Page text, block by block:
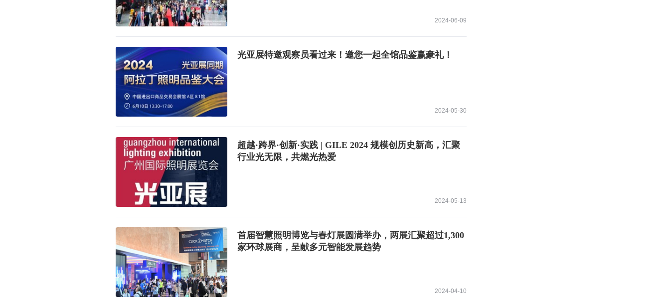
2024-06-09
光亚展特邀观察员看过来！邀您一起全馆品鉴赢豪礼！
2024-05-30
超越·跨界·创新·实践 | GILE 2024 规模创历史新高，汇聚
行业光无限，共燃光热爱
2024-05-13
首届智慧照明博览与春灯展圆满举办，两展汇聚超过1,300
家环球展商，呈献多元智能发展趋势
2024-04-10